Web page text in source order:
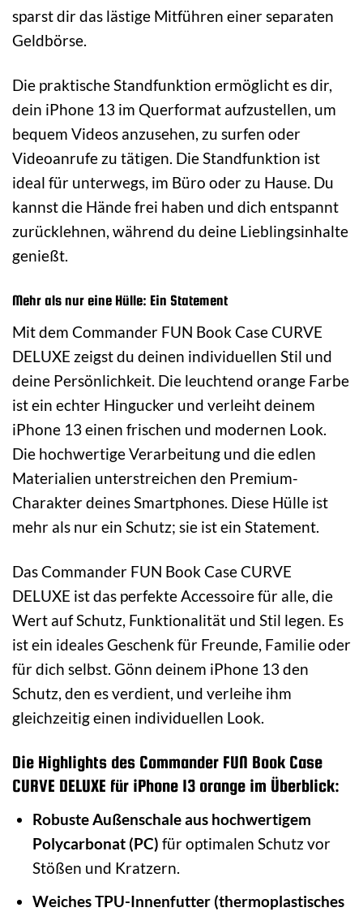
sparst dir das lästige Mitführen einer separaten
Geldbörse.
Die praktische Standfunktion ermöglicht es dir,
dein iPhone 13 im Querformat aufzustellen, um
bequem Videos anzusehen, zu surfen oder
Videoanrufe zu tätigen. Die Standfunktion ist
ideal für unterwegs, im Büro oder zu Hause. Du
kannst die Hände frei haben und dich entspannt
zurücklehnen, während du deine Lieblingsinhalte
genießt.
Mehr als nur eine Hülle: Ein Statement
Mit dem Commander FUN Book Case CURVE
DELUXE zeigst du deinen individuellen Stil und
deine Persönlichkeit. Die leuchtend orange Farbe
ist ein echter Hingucker und verleiht deinem
iPhone 13 einen frischen und modernen Look.
Die hochwertige Verarbeitung und die edlen
Materialien unterstreichen den Premium-
Charakter deines Smartphones. Diese Hülle ist
mehr als nur ein Schutz; sie ist ein Statement.
Das Commander FUN Book Case CURVE
DELUXE ist das perfekte Accessoire für alle, die
Wert auf Schutz, Funktionalität und Stil legen. Es
ist ein ideales Geschenk für Freunde, Familie oder
für dich selbst. Gönn deinem iPhone 13 den
Schutz, den es verdient, und verleihe ihm
gleichzeitig einen individuellen Look.
Die Highlights des Commander FUN Book Case
CURVE DELUXE für iPhone 13 orange im Überblick:
Robuste Außenschale aus hochwertigem
Polycarbonat (PC) für optimalen Schutz vor
Stößen und Kratzern.
Weiches TPU-Innenfutter (thermoplastisches